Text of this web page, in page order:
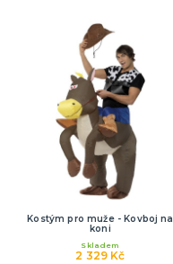
Kostým pro muže - Kovboj na
koni
2 329 Kč
Skladem